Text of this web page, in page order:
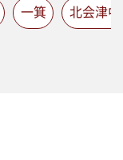
一箕 北会津中